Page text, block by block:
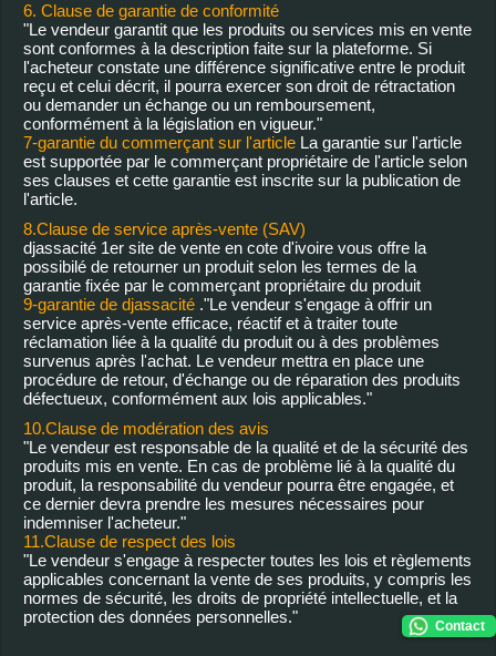
Contact
6. Clause de garantie de conformité
"Le vendeur garantit que les produits ou services mis en vente
sont conformes à la description faite sur la plateforme. Si
l'acheteur constate une différence significative entre le produit
reçu et celui décrit, il pourra exercer son droit de rétractation
ou demander un échange ou un remboursement,
conformément à la législation en vigueur."
7-garantie du commerçant sur l'article La garantie sur l'article
est supportée par le commerçant propriétaire de l'article selon
ses clauses et cette garantie est inscrite sur la publication de
l'article.
8.Clause de service après-vente (SAV)
djassacité 1er site de vente en cote d'ivoire vous offre la
possibilé de retourner un produit selon les termes de la
garantie fixée par le commerçant propriétaire du produit
9-garantie de djassacité ."Le vendeur s'engage à offrir un
service après-vente efficace, réactif et à traiter toute
réclamation liée à la qualité du produit ou à des problèmes
survenus après l'achat. Le vendeur mettra en place une
procédure de retour, d'échange ou de réparation des produits
défectueux, conformément aux lois applicables."
10.Clause de modération des avis
"Le vendeur est responsable de la qualité et de la sécurité des
produits mis en vente. En cas de problème lié à la qualité du
produit, la responsabilité du vendeur pourra être engagée, et
ce dernier devra prendre les mesures nécessaires pour
indemniser l'acheteur."
11.Clause de respect des lois
"Le vendeur s'engage à respecter toutes les lois et règlements
applicables concernant la vente de ses produits, y compris les
normes de sécurité, les droits de propriété intellectuelle, et la
protection des données personnelles."